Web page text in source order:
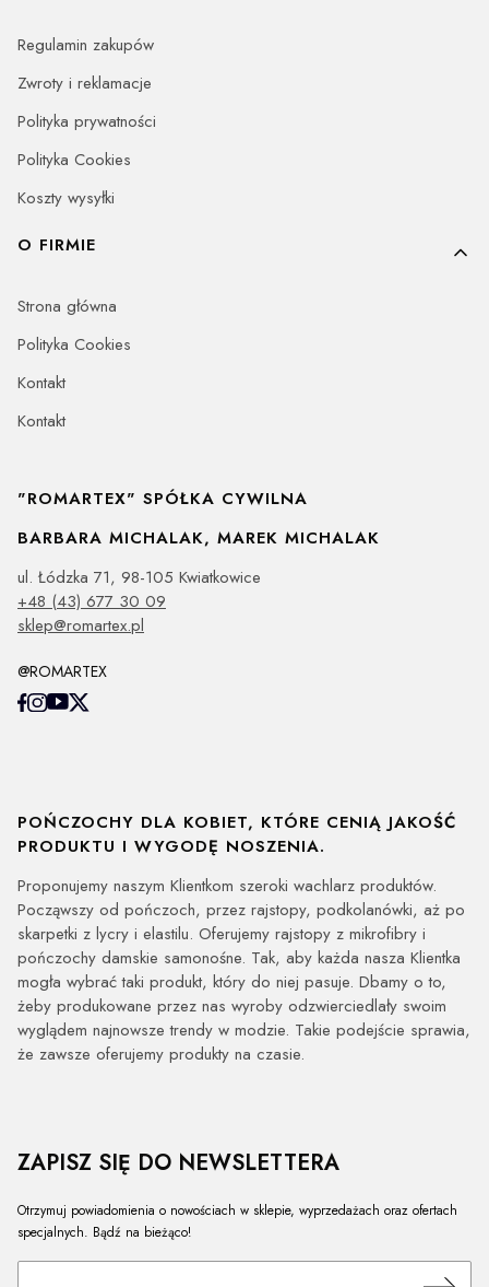
Regulamin zakupów
Zwroty i reklamacje
Polityka prywatności
Polityka Cookies
Koszty wysyłki
O FIRMIE
Strona główna
Polityka Cookies
Kontakt
Kontakt
"ROMARTEX" SPÓŁKA CYWILNA
BARBARA MICHALAK, MAREK MICHALAK
ul. Łódzka 71, 98-105 Kwiatkowice
+48 (43) 677 30 09
sklep@romartex.pl
@ROMARTEX
POŃCZOCHY DLA KOBIET, KTÓRE CENIĄ JAKOŚĆ
PRODUKTU I WYGODĘ NOSZENIA.
Proponujemy naszym Klientkom szeroki wachlarz produktów.
Począwszy od pończoch, przez rajstopy, podkolanówki, aż po
skarpetki z lycry i elastilu. Oferujemy rajstopy z mikrofibry i
pończochy damskie samonośne. Tak, aby każda nasza Klientka
mogła wybrać taki produkt, który do niej pasuje. Dbamy o to,
żeby produkowane przez nas wyroby odzwierciedlały swoim
wyglądem najnowsze trendy w modzie. Takie podejście sprawia,
że zawsze oferujemy produkty na czasie.
ZAPISZ SIĘ DO NEWSLETTERA
Otrzymuj powiadomienia o nowościach w sklepie, wyprzedażach oraz ofertach
specjalnych. Bądź na bieżąco!